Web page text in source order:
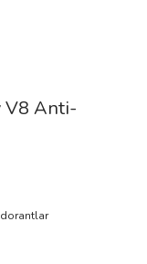
V8 Anti-